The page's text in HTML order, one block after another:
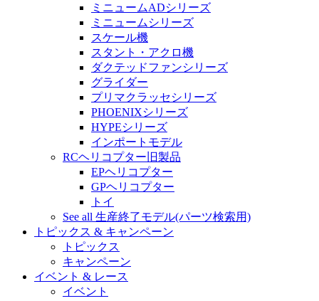
ミニュームADシリーズ
ミニュームシリーズ
スケール機
スタント・アクロ機
ダクテッドファンシリーズ
グライダー
プリマクラッセシリーズ
PHOENIXシリーズ
HYPEシリーズ
インポートモデル
RCヘリコプター旧製品
EPヘリコプター
GPヘリコプター
トイ
See all 生産終了モデル(パーツ検索用)
トピックス & キャンペーン
トピックス
キャンペーン
イベント & レース
イベント